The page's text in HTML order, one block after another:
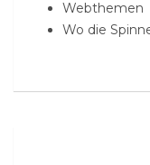
Webthemen
Wo die